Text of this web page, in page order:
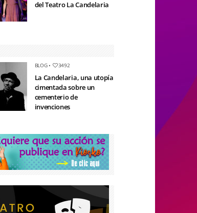
del Teatro La Candelaria
BLOG• 3492
La Candelaria, una utopía
cimentada sobre un
cementerio de
invenciones